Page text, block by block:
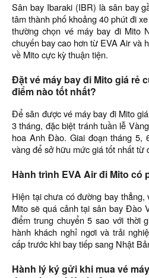
Sân bay Ibaraki (IBR) là sân bay
tâm thành phố khoảng 40 phút đi
thường chọn vé máy bay đi Mito
chuyến bay cao hơn từ EVA Air và
về Mito cực kỳ thuận tiện.
Đặt vé máy bay đi Mito giá rẻ
điểm nào tốt nhất?
Để săn được vé máy bay đi Mito
3 tháng, đặc biệt tránh tuần lễ
hoa Anh Đào. Giai đoạn tháng 5,
vàng để sở hữu mức giá tốt nhất từ
Hành trình EVA Air đi Mito có
Hiện tại chưa có đường bay
Mito sẽ quá cảnh tại sân bay Đào
điểm trung chuyển 5 sao với thời
hành khách nghỉ ngơi và trải
cấp trước khi bay tiếp sang Nhật
Hành lý ký gửi khi mua vé